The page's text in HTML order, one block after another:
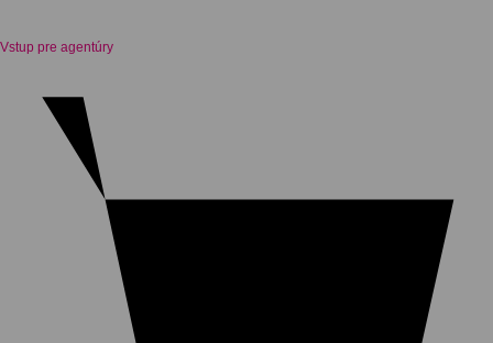
Vstup pre agentúry